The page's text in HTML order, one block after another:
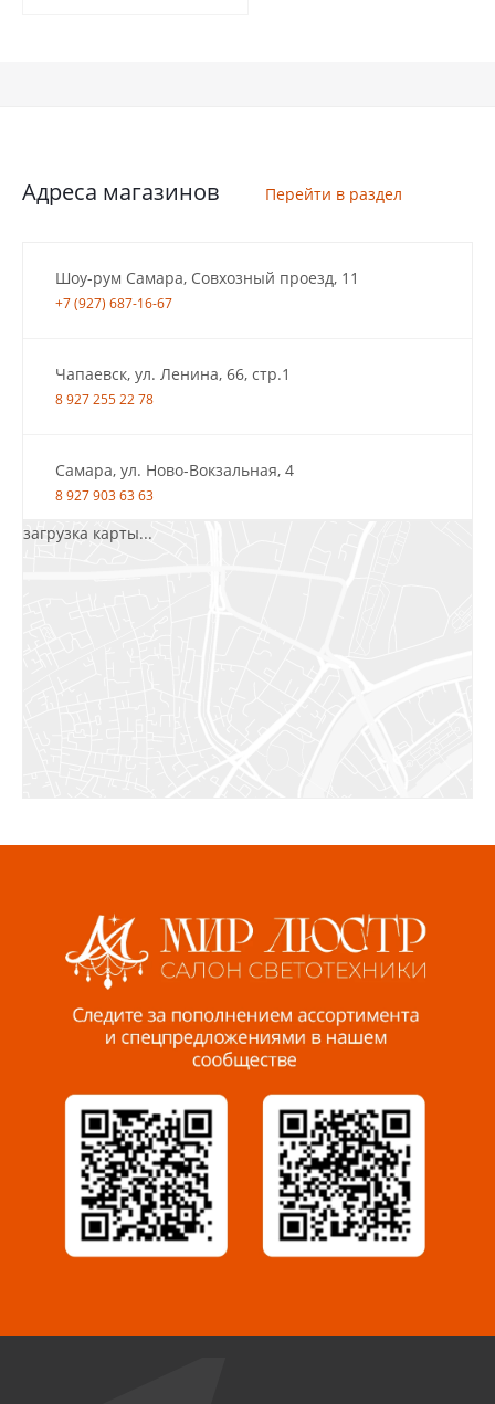
Адреса магазинов Перейти в раздел
Шоу-рум Самара, Совхозный проезд, 11
+7 (927) 687-16-67
Чапаевск, ул. Ленина, 66, стр.1
8 927 255 22 78
Самара, ул. Ново-Вокзальная, 4
8 927 903 63 63
Пенза, ул. Пролетарская, 61 ТЦ "Стройбери"
Миасс, ул. Романенко, 95
8 922 500 30 39
Сызрань, ул. Декабристов, 1А
8 927 009 54 63
Саратов, ул. Танкистов, 37 (БЦ «Дикомп»)
загрузка карты...